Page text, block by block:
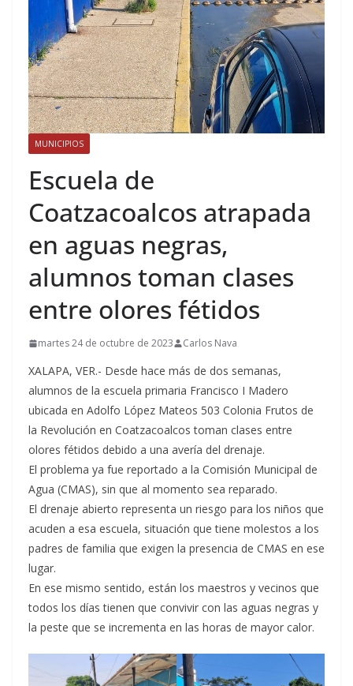
MUNICIPIOS
Escuela de
Coatzacoalcos atrapada
en aguas negras,
alumnos toman clases
entre olores fétidos
martes 24 de octubre de 2023 Carlos Nava
XALAPA, VER.- Desde hace más de dos semanas,
alumnos de la escuela primaria Francisco I Madero
ubicada en Adolfo López Mateos 503 Colonia Frutos de
la Revolución en Coatzacoalcos toman clases entre
olores fétidos debido a una avería del drenaje.
El problema ya fue reportado a la Comisión Municipal de
Agua (CMAS), sin que al momento sea reparado.
El drenaje abierto representa un riesgo para los niños que
acuden a esa escuela, situación que tiene molestos a los
padres de familia que exigen la presencia de CMAS en ese
lugar.
En ese mismo sentido, están los maestros y vecinos que
todos los días tienen que convivir con las aguas negras y
la peste que se incrementa en las horas de mayor calor.